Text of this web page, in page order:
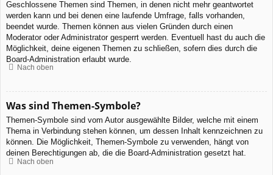
Geschlossene Themen sind Themen, in denen nicht mehr geantwortet
werden kann und bei denen eine laufende Umfrage, falls vorhanden,
beendet wurde. Themen können aus vielen Gründen durch einen
Moderator oder Administrator gesperrt werden. Eventuell hast du auch die
Möglichkeit, deine eigenen Themen zu schließen, sofern dies durch die
Board-Administration erlaubt wurde.
Nach oben
Was sind Themen-Symbole?
Themen-Symbole sind vom Autor ausgewählte Bilder, welche mit einem
Thema in Verbindung stehen können, um dessen Inhalt kennzeichnen zu
können. Die Möglichkeit, Themen-Symbole zu verwenden, hängt von
deinen Berechtigungen ab, die die Board-Administration gesetzt hat.
Nach oben